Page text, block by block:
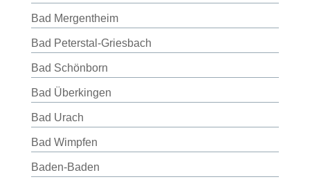
Bad Mergentheim
Bad Peterstal-Griesbach
Bad Schönborn
Bad Überkingen
Bad Urach
Bad Wimpfen
Baden-Baden